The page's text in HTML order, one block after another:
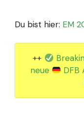
Du bist hier: EM
++
neue
DFB